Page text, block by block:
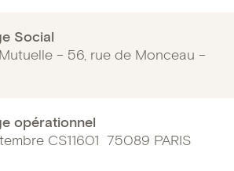
Social
– 56, rue de Monceau –
opérationnel
CS11601 75089 PARIS